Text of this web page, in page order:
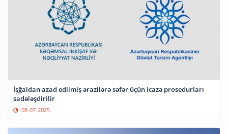
İşğaldan azad edilmiş ərazilərə səfər üçün icazə prosedurları
sadələşdirilir
08-07-2025